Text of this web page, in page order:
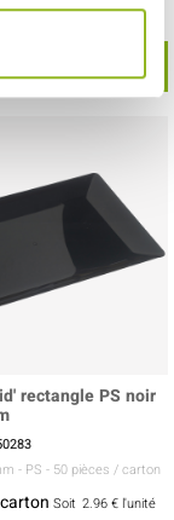
Soit 0.98 €l'unité
rectangle PS noir
- PS - 50 pièces / carton
Soit 2.96 € l'unité